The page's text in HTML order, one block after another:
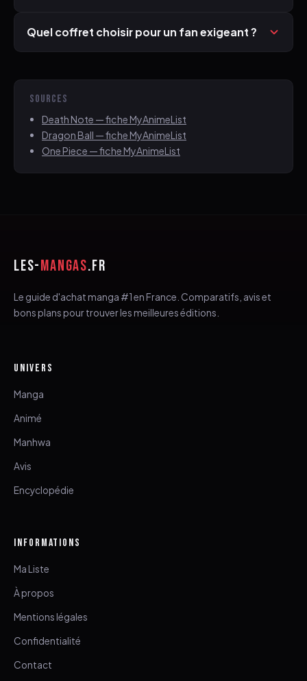
Quel coffret choisir pour un fan exigeant ?
SOURCES
Death Note — fiche MyAnimeList
Dragon Ball — fiche MyAnimeList
One Piece — fiche MyAnimeList
LES-MANGAS.FR
Le guide d'achat manga #1 en France. Comparatifs, avis et
bons plans pour trouver les meilleures éditions.
UNIVERS
Manga
Animé
Manhwa
Avis
Encyclopédie
INFORMATIONS
Ma Liste
À propos
Mentions légales
Confidentialité
Contact